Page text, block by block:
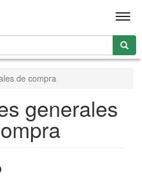
de compra
generales